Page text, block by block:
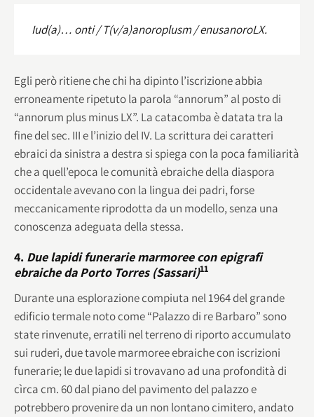
Iud(a)… onti / T(v/a)anoroplusm / enusanoroLX.
Egli però ritiene che chi ha dipinto l’iscrizione abbia
erroneamente ripetuto la parola “annorum” al posto di
“annorum plus minus LX”. La catacomba è datata tra la
fine del sec. III e l’inizio del IV. La scrittura dei caratteri
ebraici da sinistra a destra si spiega con la poca familiarità
che a quell’epoca le comunità ebraiche della diaspora
occidentale avevano con la lingua dei padri, forse
meccanicamente riprodotta da un modello, senza una
conoscenza adeguata della stessa.
4. Due lapidi funerarie marmoree con epigrafi
ebraiche da Porto Torres (Sassari)11
Durante una esplorazione compiuta nel 1964 del grande
edificio termale noto come “Palazzo di re Barbaro” sono
state rinvenute, erratili nel terreno di riporto accumulato
sui ruderi, due tavole marmoree ebraiche con iscrizioni
funerarie; le due lapidi si trovavano ad una profondità di
cìrca cm. 60 dal piano del pavimento del palazzo e
potrebbero provenire da un non lontano cimitero, andato